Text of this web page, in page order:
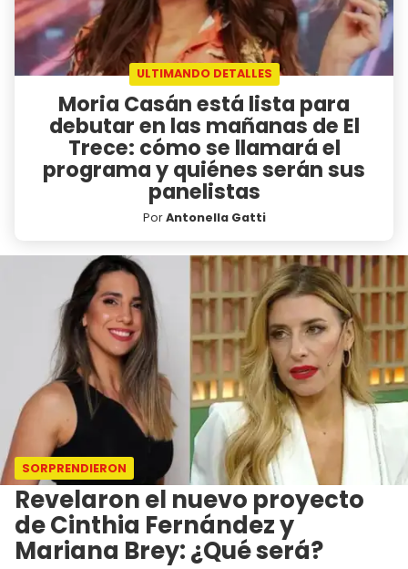
ULTIMANDO DETALLES
Moria Casán está lista para
debutar en las mañanas de El
Trece: cómo se llamará el
programa y quiénes serán sus
panelistas
PorAntonella Gatti
SORPRENDIERON
Revelaron el nuevo proyecto
de Cinthia Fernández y
Mariana Brey: ¿Qué será?